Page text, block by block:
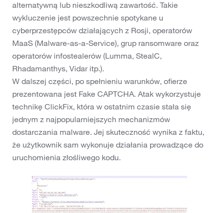
alternatywną lub nieszkodliwą zawartość. Takie
wykluczenie jest powszechnie spotykane u
cyberprzestępców działających z Rosji, operatorów
MaaS (Malware-as-a-Service), grup ransomware oraz
operatorów infostealerów (Lumma, StealC,
Rhadamanthys, Vidar itp.).
W dalszej części, po spełnieniu warunków, ofierze
prezentowana jest Fake CAPTCHA. Atak wykorzystuje
technikę ClickFix, która w ostatnim czasie stała się
jednym z najpopularniejszych mechanizmów
dostarczania malware. Jej skuteczność wynika z faktu,
że użytkownik sam wykonuje działania prowadzące do
uruchomienia złośliwego kodu.